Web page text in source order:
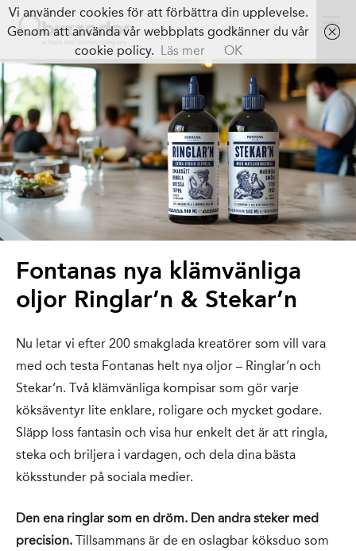
Fontanas nya klämvänliga
oljor Ringlar’n & Stekar’n
Nu letar vi efter 200 smakglada kreatörer som vill vara
med och testa Fontanas helt nya oljor – Ringlar’n och
Stekar’n. Två klämvänliga kompisar som gör varje
köksäventyr lite enklare, roligare och mycket godare.
Släpp loss fantasin och visa hur enkelt det är att ringla,
steka och briljera i vardagen, och dela dina bästa
köksstunder på sociala medier.
Den ena ringlar som en dröm. Den andra steker med
precision. Tillsammans är de en oslagbar köksduo som
Vi använder cookies för att förbättra din upplevelse.
Genom att använda vår webbplats godkänner du vår
cookie policy. Läs mer OK